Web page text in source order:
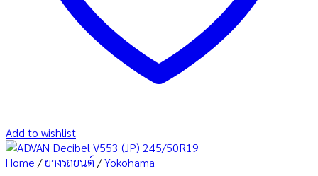
Add to wishlist
Home /ยางรถยนต์ /Yokohama